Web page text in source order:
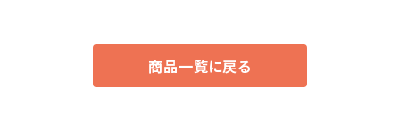
商品一覧に戻る